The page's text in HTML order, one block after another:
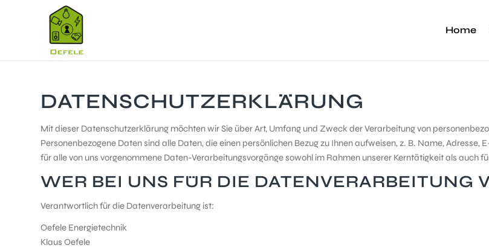
Home
DATENSCHUTZERKLÄRUNG
Mit dieser Datenschutzerklärung möchten wir Sie über Art, Umfang und Zweck der Verarbeitung von
Personenbezogene Daten sind alle Daten, die einen persönlichen Bezug zu Ihnen aufweisen, z. B. Name,
für alle von uns vorgenommene Daten-Verarbeitungsvorgänge sowohl im Rahmen unserer Kerntätigkeit als auch
WER BEI UNS FÜR DIE DATENVERARBEITUNG
Verantwortlich für die Datenverarbeitung ist:
Oefele Energietechnik
Klaus Oefele